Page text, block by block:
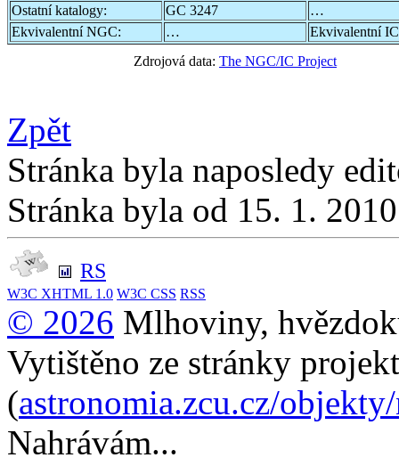
Ostatní katalogy:
GC 3247
…
Ekvivalentní NGC:
…
Ekvivalentní
Zdrojová data: The NGC/IC Project
Zpět
Stránka byla naposledy
Stránka byla od 15. 1.
RS
W3C XHTML 1.0 W3C CSS RSS
© 2026 Mlhoviny,
Vytištěno ze stránky
(astronomia.zcu.cz/
Nahrávám...